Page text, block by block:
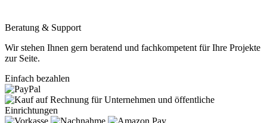
Beratung & Support
Wir stehen Ihnen gern beratend und fachkompetent für Ihre Projekte
zur Seite.
Einfach bezahlen